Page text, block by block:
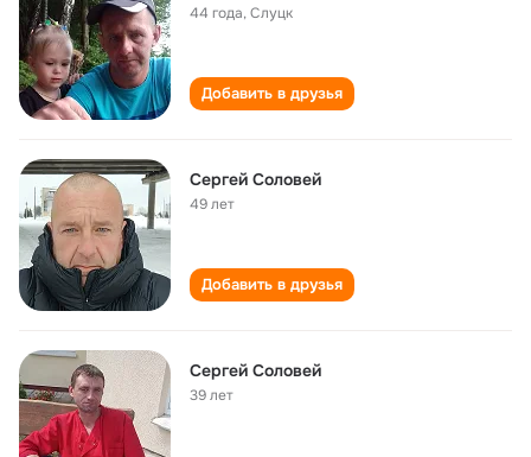
44 года,Слуцк
Добавить в друзья
Сергей Соловей
49 лет
Добавить в друзья
Сергей Соловей
39 лет